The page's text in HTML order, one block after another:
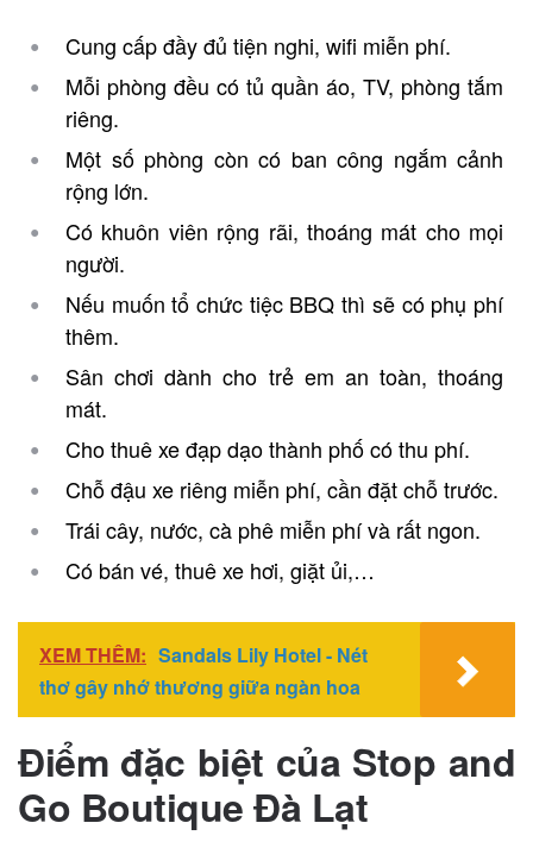
Cung cấp đầy đủ tiện nghi, wifi miễn phí.
Mỗi phòng đều có tủ quần áo, TV, phòng tắm
riêng.
Một số phòng còn có ban công ngắm cảnh
rộng lớn.
Có khuôn viên rộng rãi, thoáng mát cho mọi
người.
Nếu muốn tổ chức tiệc BBQ thì sẽ có phụ phí
thêm.
Sân chơi dành cho trẻ em an toàn, thoáng
mát.
Cho thuê xe đạp dạo thành phố có thu phí.
Chỗ đậu xe riêng miễn phí, cần đặt chỗ trước.
Trái cây, nước, cà phê miễn phí và rất ngon.
Có bán vé, thuê xe hơi, giặt ủi,…
XEM THÊM: Sandals Lily Hotel - Nét
thơ gây nhớ thương giữa ngàn hoa
Điểm đặc biệt của Stop and
Go Boutique Đà Lạt